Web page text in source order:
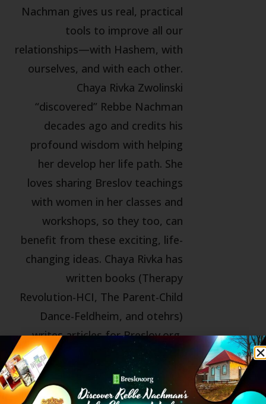
Nachman gives us real, practical
tools to improve all our
relationships—with Hashem, with
ourselves, and with each other.
Chaya Rivka Zwolinski
“discovered” Rebbe Nachman
decades ago and credits his
profound wisdom with helping
her develop her life path. She
loves sharing Breslov teachings
with women in her classes and
workshops, so they too, can
benefit from these exciting, life-
changing ideas. Chaya Rivka has
written books (Therapy
Revolution-HCI, The Parent-Child
Dance-Feldheim, and otehrs)
writes articles for Breslov.org,
BreslovWoman.org,
PsychCentral.com,
HealthyJewishCooking.com, and